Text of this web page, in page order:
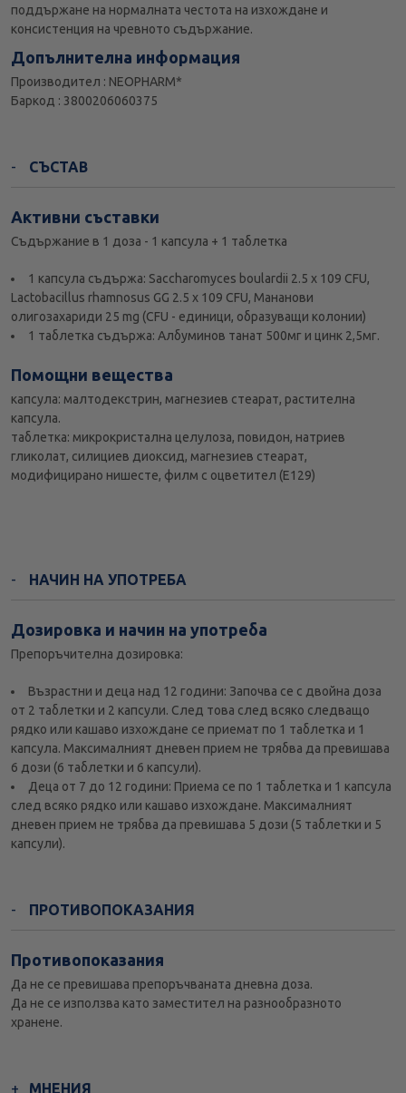
поддържане на нормалната честота на изхождане и
консистенция на чревното съдържание.
Допълнителна информация
Производител : NEOPHARM*
Баркод : 3800206060375
СЪСТАВ
Активни съставки
Съдържание в 1 доза - 1 капсула + 1 таблетка
1 капсула съдържа: Saccharomyces boulardii 2.5 x 109 CFU,
Lactobacillus rhamnosus GG 2.5 x 109 CFU, Мананови
олигозахариди 25 mg (CFU - единици, образуващи колонии)
1 таблетка съдържа: Албуминов танат 500мг и цинк 2,5мг.
Помощни вещества
капсула: малтодекстрин, магнезиев стеарат, растителна
капсула.
таблетка: микрокристална целулоза, повидон, натриев
гликолат, силициев диоксид, магнезиев стеарат,
модифицирано нишесте, филм с оцветител (Е129)
НАЧИН НА УПОТРЕБА
Дозировка и начин на употреба
Препоръчителна дозировка:
Възрастни и деца над 12 години: Започва се с двойна доза
от 2 таблетки и 2 капсули. След това след всяко следващо
рядко или кашаво изхождане се приемат по 1 таблетка и 1
капсула. Максималният дневен прием не трябва да превишава
6 дози (6 таблетки и 6 капсули).
Деца от 7 до 12 години: Приема се по 1 таблетка и 1 капсула
след всяко рядко или кашаво изхождане. Максималният
дневен прием не трябва да превишава 5 дози (5 таблетки и 5
капсули).
ПРОТИВОПОКАЗАНИЯ
Противопоказания
Да не се превишава препоръчваната дневна доза.
Да не се използва като заместител на разнообразното
хранене.
МНЕНИЯ